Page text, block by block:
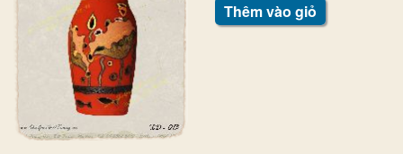
Thêm vào giỏ